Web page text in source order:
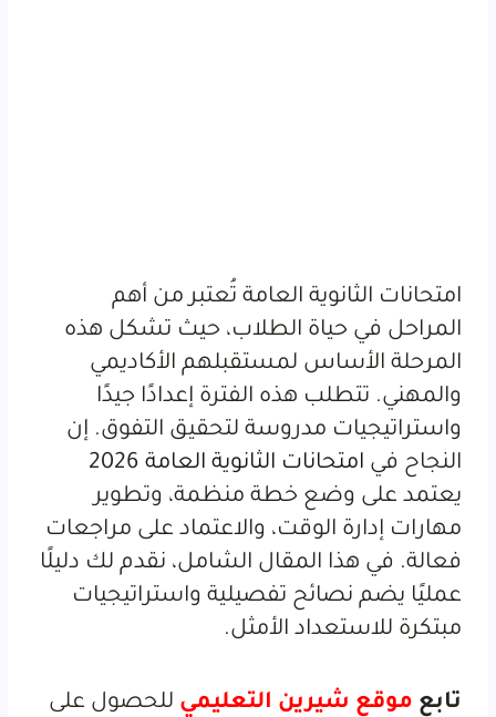
امتحانات الثانوية العامة تُعتبر من أهم
المراحل في حياة الطلاب، حيث تشكل هذه
المرحلة الأساس لمستقبلهم الأكاديمي
والمهني. تتطلب هذه الفترة إعدادًا جيدًا
واستراتيجيات مدروسة لتحقيق التفوق. إن
النجاح في امتحانات الثانوية العامة 2026
يعتمد على وضع خطة منظمة، وتطوير
مهارات إدارة الوقت، والاعتماد على مراجعات
فعالة. في هذا المقال الشامل، نقدم لك دليلًا
عمليًا يضم نصائح تفصيلية واستراتيجيات
مبتكرة للاستعداد الأمثل.
تابع موقع شيرين التعليمي للحصول على